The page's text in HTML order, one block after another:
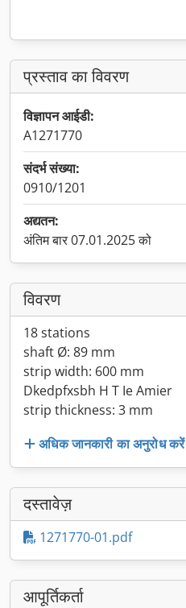
प्रस्ताव का विवरण
विज्ञापन आईडी:
A1271770
संदर्भ संख्या:
0910/1201
अद्यतन:
अंतिम बार 07.01.2025 को
विवरण
18 stations
shaft Ø: 89 mm
strip width: 600 mm
Dkedpfxsbh H T Ie Amier
strip thickness: 3 mm
अधिक जानकारी का अनुरोध करें
दस्तावेज़
1271770-01.pdf
आपूर्तिकर्ता